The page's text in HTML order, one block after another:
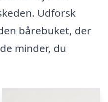
Udforsk
bårebuket, der
minder, du